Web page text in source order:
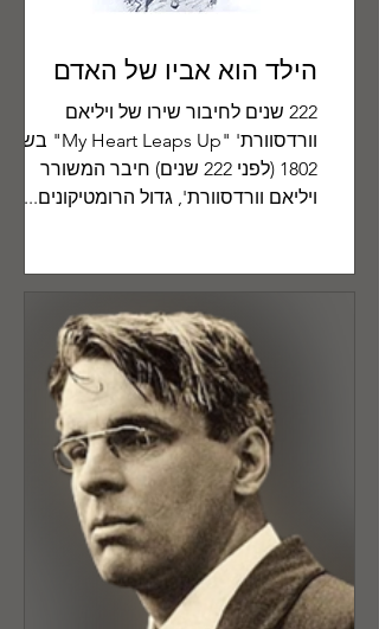
הילד הוא אביו של האדם
222 שנים לחיבור שירו של ויליאם
וורדסוורת' "My Heart Leaps Up" בשנת
1802 (לפני 222 שנים) חיבר המשורר
ויליאם וורדסוורת', גדול הרומטיקונים...